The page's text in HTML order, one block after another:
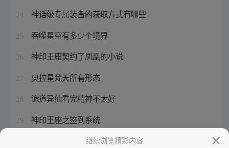
24 神话级专属装备的获取方式有哪些
25 吞噬星空有多少个境界
26 神印王座契约了凤凰的小说
27 奥拉星梵天所有形态
28 诡道异仙看完精神不太好
29 神印王座之签到系统
帝临鸿蒙内容简介继续浏览精彩内容